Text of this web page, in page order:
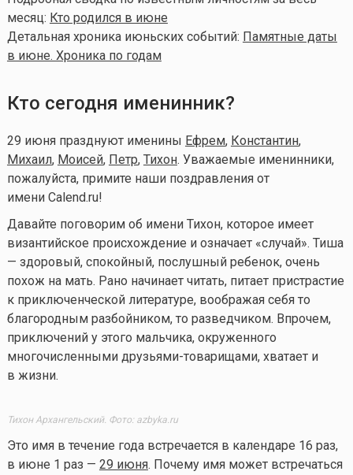
месяц: Кто родился в июне
Детальная хроника июньских событий: Памятные даты
в июне. Хроника по годам
Кто сегодня именинник?
29 июня празднуют именины Ефрем, Константин,
Михаил, Моисей, Петр, Тихон. Уважаемые именинники,
пожалуйста, примите наши поздравления от
имени Calend.ru!
Давайте поговорим об имени Тихон, которое имеет
византийское происхождение и означает «случай». Тиша
— здоровый, спокойный, послушный ребенок, очень
похож на мать. Рано начинает читать, питает пристрастие
к приключенческой литературе, воображая себя то
благородным разбойником, то разведчиком. Впрочем,
приключений у этого мальчика, окруженного
многочисленными друзьями-товарищами, хватает и
в жизни.
Тихон Архангельский. Фото: azbyka.ru
Это имя в течение года встречается в календаре 16 раз,
в июне 1 раз — 29 июня. Почему имя может встречаться